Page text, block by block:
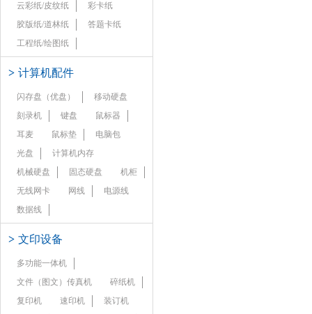
云彩纸/皮纹纸
彩卡纸
胶版纸/道林纸
答题卡纸
工程纸/绘图纸
> 计算机配件
闪存盘（优盘）
移动硬盘
刻录机
键盘
鼠标器
耳麦
鼠标垫
电脑包
光盘
计算机内存
机械硬盘
固态硬盘
机柜
无线网卡
网线
电源线
数据线
> 文印设备
多功能一体机
文件（图文）传真机
碎纸机
复印机
速印机
装订机